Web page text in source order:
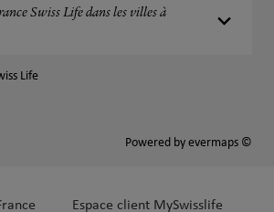
Swiss Life dans les villes à
Life
Powered by evermaps ©
Espace client MySwisslife